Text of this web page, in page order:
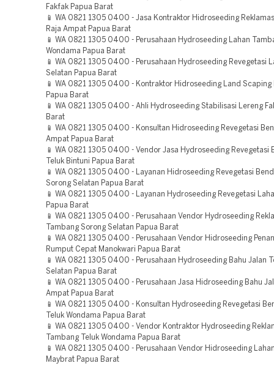
Fakfak Papua Barat
📱 WA 0821 1305 0400 - Jasa Kontraktor Hidroseeding
Raja Ampat Papua Barat
📱 WA 0821 1305 0400 - Perusahaan Hydroseeding Lahan
Wondama Papua Barat
📱 WA 0821 1305 0400 - Perusahaan Hydroseeding Revegetasi
Selatan Papua Barat
📱 WA 0821 1305 0400 - Kontraktor Hidroseeding Land Scaping
Papua Barat
📱 WA 0821 1305 0400 - Ahli Hydroseeding Stabilisasi Lereng
Barat
📱 WA 0821 1305 0400 - Konsultan Hidroseeding Revegetasi
Ampat Papua Barat
📱 WA 0821 1305 0400 - Vendor Jasa Hydroseeding Revegetasi
Teluk Bintuni Papua Barat
📱 WA 0821 1305 0400 - Layanan Hidroseeding Revegetasi
Sorong Selatan Papua Barat
📱 WA 0821 1305 0400 - Layanan Hydroseeding Revegetasi
Papua Barat
📱 WA 0821 1305 0400 - Perusahaan Vendor Hydroseeding
Tambang Sorong Selatan Papua Barat
📱 WA 0821 1305 0400 - Perusahaan Vendor Hidroseeding
Rumput Cepat Manokwari Papua Barat
📱 WA 0821 1305 0400 - Perusahaan Hydroseeding Bahu Jalan
Selatan Papua Barat
📱 WA 0821 1305 0400 - Perusahaan Jasa Hidroseeding Bahu
Ampat Papua Barat
📱 WA 0821 1305 0400 - Konsultan Hydroseeding Revegetasi
Teluk Wondama Papua Barat
📱 WA 0821 1305 0400 - Vendor Kontraktor Hydroseeding
Tambang Teluk Wondama Papua Barat
📱 WA 0821 1305 0400 - Perusahaan Vendor Hidroseeding
Maybrat Papua Barat